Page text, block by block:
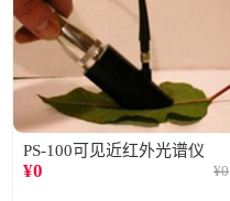
PS-100可见近红外光谱仪
¥0 ¥0